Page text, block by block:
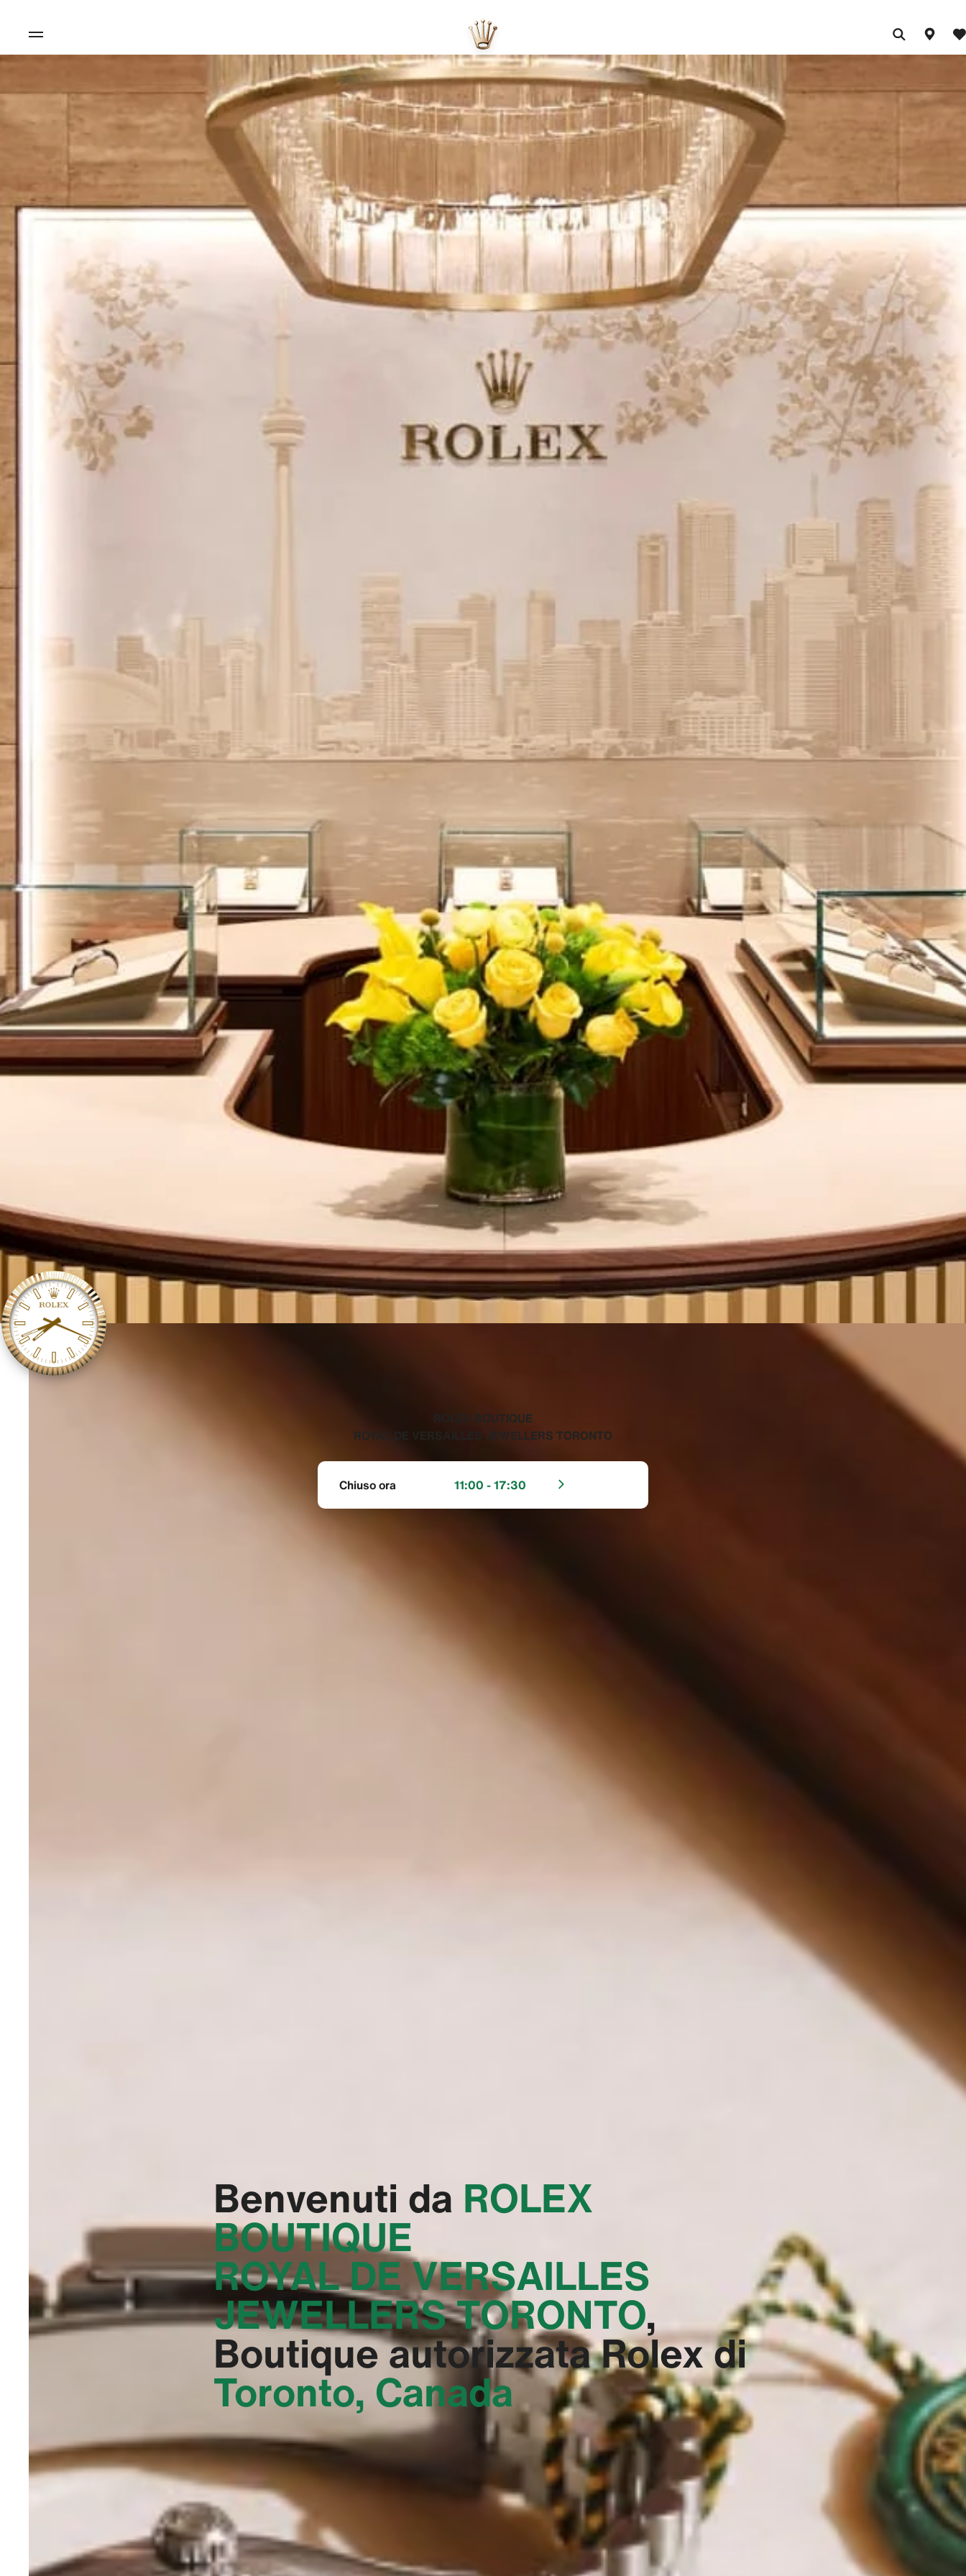
‭ROLEX BOUTIQUE
ROYAL DE VERSAILLES JEWELLERS TORONTO‬
Chiuso ora 11:00 - 17:30
Benvenuti da ‭ROLEX
BOUTIQUE
ROYAL DE VERSAILLES
JEWELLERS TORONTO‬,
Boutique autorizzata Rolex di
Toronto, Canada